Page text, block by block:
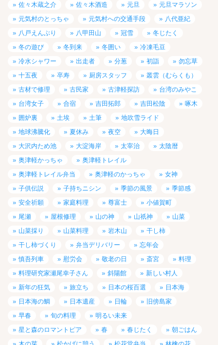
佐々木蔵之介
佐々木酒造 元旦
元旦マラソン
元気村のとっちゃ
元気村への交通手段
八代亜紀
八戸えんぶり
八甲田山 冠雪
冬じたく
冬の遊び
冬到来 冬囲い
冷凍毛豆
冷水シャワー
出走者 分葱 初詣
勿忘草
十五夜
卒寿 厨房スタッフ
叢雲（むらくも）
古材で修理
古民家 古津軽探訪
台湾のみやこ
台湾女子
合宿 吉田拓郎 吉田松陰
啄木
囲炉裏
土埃 土筆
地吹雪ライド
地球沸騰化
夏休み 夜空
大晦日
大沢内ため池
大淀海岸 太宰治
太陰暦
奥津軽かっちゃ
奥津軽トレイル
奥津軽トレイル弁当
奥津軽のかっちゃ
女神
子供伝説
子持ちニシン 季節の風景
季節感
安全祈願
家庭料理 尊富士
小値賀町
尾瀬
屋根修理 山の神 山祇神
山菜
山菜採り
山菜料理 岩木山
干し柿
干し柿づくり
弁当デリバリー
忘年会
慎吾列車
慰労会 敬老の日 斎宮
料理
料理研究家瀬尾幸子さん
斜陽館
新しい村人
新年の狂気
旅立ち 日本の桜百選
日本海
日本海の鯛
日本遺産 日輪
旧傍島家
早春
旬の料理
明るい未来
星と森のロマントピア
春 春じたく
朝ごはん